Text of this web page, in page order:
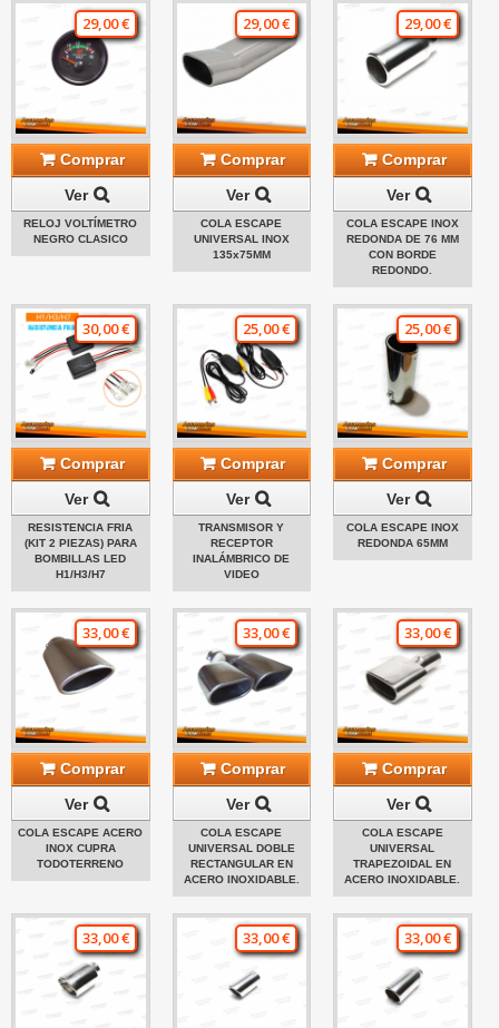
29,00 €
Comprar
Ver
RELOJ VOLTÍMETRO
NEGRO CLASICO
29,00 €
Comprar
Ver
COLA ESCAPE
UNIVERSAL INOX
135x75MM
29,00 €
Comprar
Ver
COLA ESCAPE INOX
REDONDA DE 76 MM
CON BORDE
REDONDO.
30,00 €
Comprar
Ver
RESISTENCIA FRIA
(KIT 2 PIEZAS) PARA
BOMBILLAS LED
H1/H3/H7
25,00 €
Comprar
Ver
TRANSMISOR Y
RECEPTOR
INALÁMBRICO DE
VIDEO
25,00 €
Comprar
Ver
COLA ESCAPE INOX
REDONDA 65MM
33,00 €
Comprar
Ver
COLA ESCAPE ACERO
INOX CUPRA
TODOTERRENO
33,00 €
Comprar
Ver
COLA ESCAPE
UNIVERSAL DOBLE
RECTANGULAR EN
ACERO INOXIDABLE.
33,00 €
Comprar
Ver
COLA ESCAPE
UNIVERSAL
TRAPEZOIDAL EN
ACERO INOXIDABLE.
33,00 € 33,00 € 33,00 €